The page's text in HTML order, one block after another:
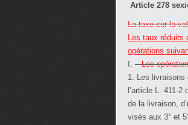
Article 278
La taxe sur la
Les taux réduits
opérations
I. – Les
1. Les livraisons
l’article L. 411-
de la livraison,
visés aux 3° et